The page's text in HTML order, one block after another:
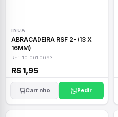
INCA
ABRACADEIRA RSF 2- (13 X
16MM)
Ref: 10.001.0093
R$ 1,95
Carrinho Pedir